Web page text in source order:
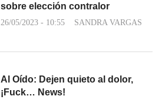
sobre elección contralor
26/05/2023 - 10:55 SANDRA VARGAS
Al Oído: Dejen quieto al dolor,
¡Fuck… News!